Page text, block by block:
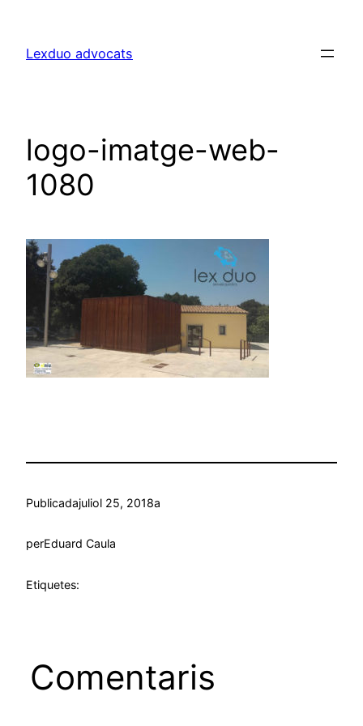
Lexduo advocats
logo-imatge-web-
1080
Publicadajuliol 25, 2018a
perEduard Caula
Etiquetes:
Comentaris